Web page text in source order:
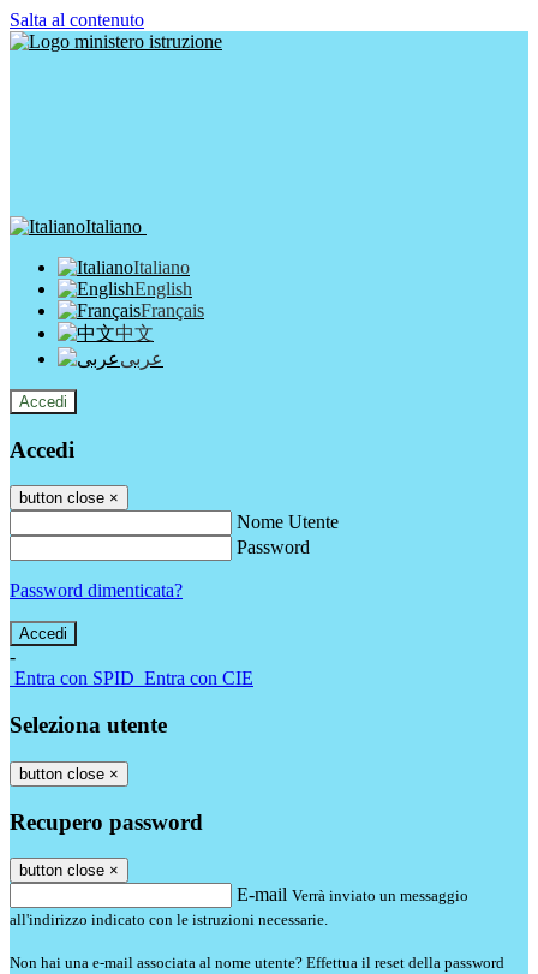
Salta al contenuto
Italiano
Italiano
English
Français
中文
عربى
Accedi
Accedi
button close ×
Nome Utente
Password
Password dimenticata?
-
Entra con SPID Entra con CIE
Seleziona utente
button close ×
Recupero password
button close ×
E-mail Verrà inviato un messaggio
all'indirizzo indicato con le istruzioni necessarie.
Non hai una e-mail associata al nome utente? Effettua il reset della password